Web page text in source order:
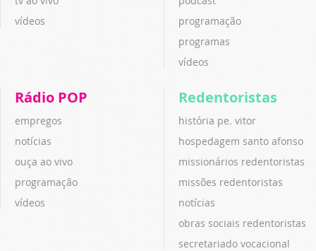
vídeos
programação
programas
vídeos
Rádio POP
empregos
notícias
ouça ao vivo
programação
vídeos
Redentoristas
história pe. vitor
hospedagem santo afonso
missionários redentoristas
missões redentoristas
notícias
obras sociais redentoristas
secretariado vocacional